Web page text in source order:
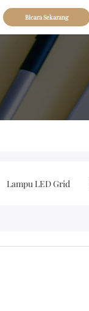
Bicara Sekarang
Lampu LED Grid